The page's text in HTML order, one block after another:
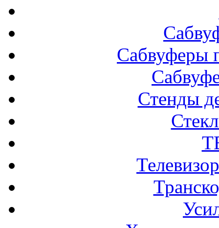
Сабвуферы
Стенды